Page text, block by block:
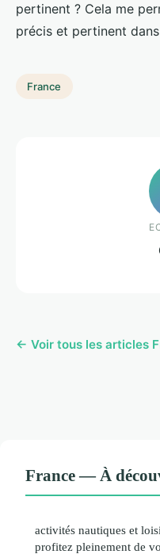
pertinent ? Cela me
précis et pertinent
France
← Voir tous les articles
France — À
activités nautiques et
profitez pleinement de